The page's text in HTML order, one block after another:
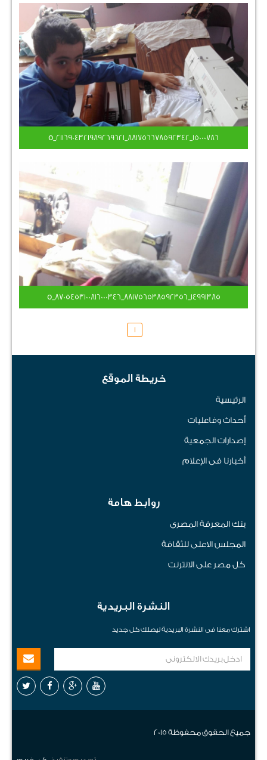
15000786_881756678592342_2116904321989269621_o
14991385_881756538592356_8705453100816000346_o
1
خريطة الموقع
الرئيسية
أحداث وفاعليات
إصدارات الجمعية
أخبارنا فى الإعلام
روابط هامة
بنك المعرفة المصرى
المجلس الاعلى للثقافة
كل مصر على الانترنت
النشرة البريدية
اشترك معنا فى النشرة البريدية ليصلك كل جديد
جميع الحقوق محفوظة 2015